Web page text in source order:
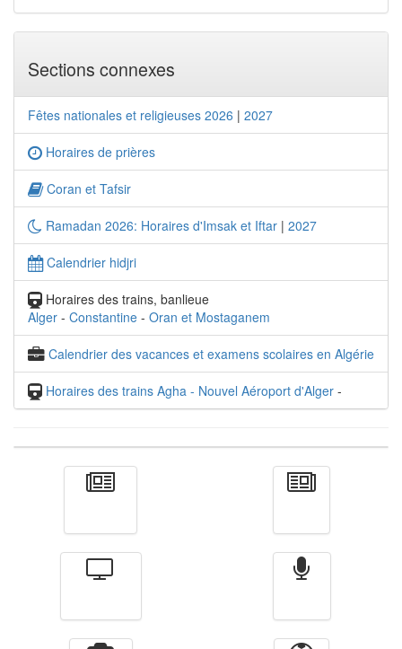
Sections connexes
Fêtes nationales et religieuses 2026 | 2027
Horaires de prières
Coran et Tafsir
Ramadan 2026: Horaires d'Imsak et Iftar | 2027
Calendrier hidjri
Horaires des trains, banlieue
Alger - Constantine - Oran et Mostaganem
Calendrier des vacances et examens scolaires en Algérie
Horaires des trains Agha - Nouvel Aéroport d'Alger -